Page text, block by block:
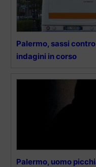
Palermo, sassi
indagini in corso
Palermo, uomo